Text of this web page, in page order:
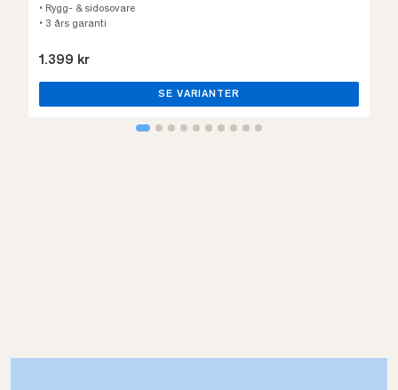
• Rygg- & sidosovare
• 3 års garanti
1.399 kr
SE VARIANTER